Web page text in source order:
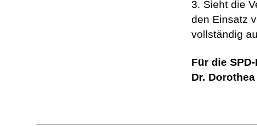
3. Sieht die
den Einsatz
vollständig
Für die
Dr.